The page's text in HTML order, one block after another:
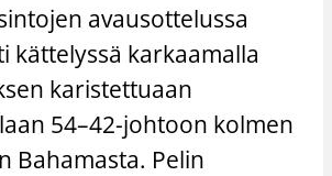
avausottelussa
kättelyssä karkaamalla
karistettuaan
54–42-johtoon kolmen
Bahamasta. Pelin